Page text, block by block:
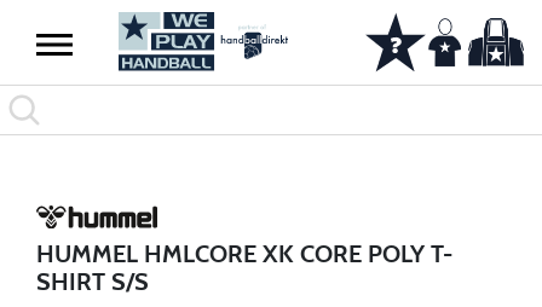
HUMMEL HMLCORE XK CORE POLY T-
SHIRT S/S